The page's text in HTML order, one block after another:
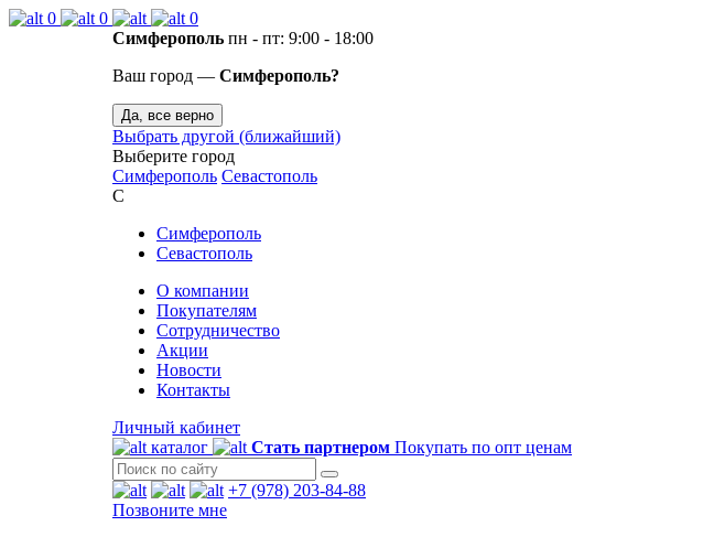
0 0
0
Симферополь пн - пт: 9:00 - 18:00
Ваш город — Симферополь?
Да, все верно
Выбрать другой (ближайший)
Выберите город
Симферополь Севастополь
С
Симферополь
Севастополь
О компании
Покупателям
Сотрудничество
Акции
Новости
Контакты
Личный кабинет
каталог
Стать партнером Покупать по опт ценам
+7 (978) 203-84-88
Позвоните мне